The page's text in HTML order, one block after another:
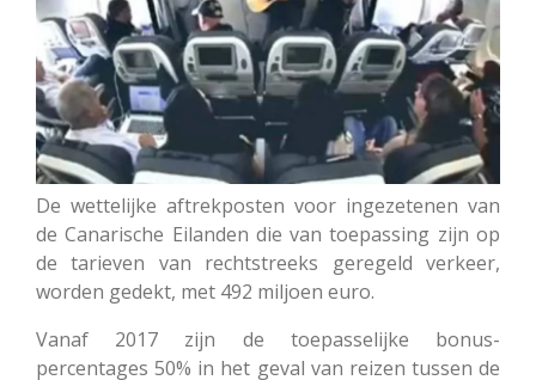
De wettelijke aftrekposten voor ingezetenen van
de Canarische Eilanden die van toepassing zijn op
de tarieven van rechtstreeks geregeld verkeer,
worden gedekt, met 492 miljoen euro.
Vanaf 2017 zijn de toepasselijke bonus-
percentages 50% in het geval van reizen tussen de